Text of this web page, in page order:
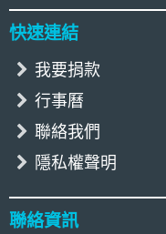
快速連結
我要捐款
行事曆
聯絡我們
隱私權聲明
聯絡資訊